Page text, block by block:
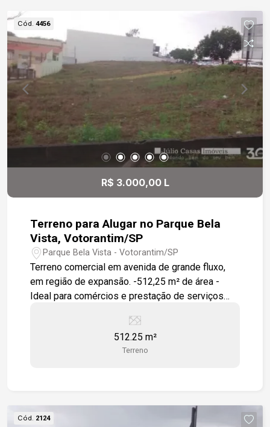
Cód. 4456
R$ 3.000,00 L
Terreno para Alugar no Parque Bela
Vista, Votorantim/SP
Parque Bela Vista - Votorantim/SP
Terreno comercial em avenida de grande fluxo,
em região de expansão. -512,25 m² de área -
Ideal para comércios e prestação de serviços
512.25 m²
Terreno
Cód. 2124